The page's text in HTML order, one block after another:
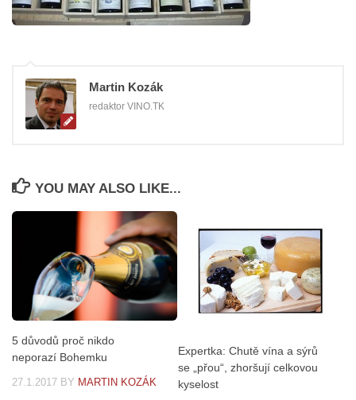
Martin Kozák
redaktor VINO.TK
YOU MAY ALSO LIKE...
5 důvodů proč nikdo
neporazí Bohemku
27.1.2017 BY MARTIN KOZÁK
Expertka: Chutě vína a sýrů
se „přou“, zhoršují celkovou
kyselost